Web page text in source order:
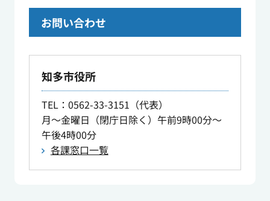
お問い合わせ
知多市役所
TEL：0562-33-3151（代表）
月～金曜日（閉庁日除く）午前9時00分～
午後4時00分
各課窓口一覧